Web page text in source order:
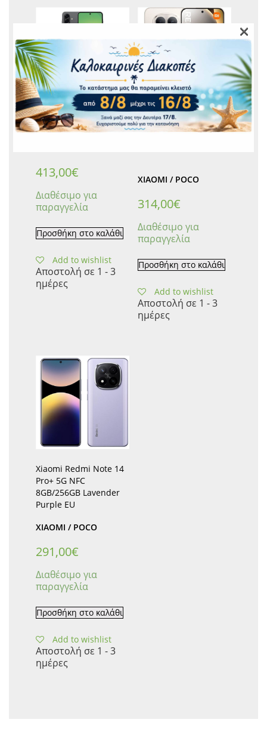
Samsung Galaxy A56
5G A566 8GB/256GB
Dual Sim Awesome
Graphite EU
413,00€
Διαθέσιμο για
παραγγελία
Προσθήκη στο καλάθι
Add to wishlist
Αποστολή σε 1 - 3
ημέρες
Xiaomi Redmi Note 15
Pro 5G NFC 8GB/256GB
XIAOMI / POCO
314,00€
Διαθέσιμο για
παραγγελία
Προσθήκη στο καλάθι
Add to wishlist
Αποστολή σε 1 - 3
ημέρες
Xiaomi Redmi Note 14
Pro+ 5G NFC
8GB/256GB Lavender
Purple EU
XIAOMI / POCO
291,00€
Διαθέσιμο για
παραγγελία
Προσθήκη στο καλάθι
Add to wishlist
Αποστολή σε 1 - 3
ημέρες
×